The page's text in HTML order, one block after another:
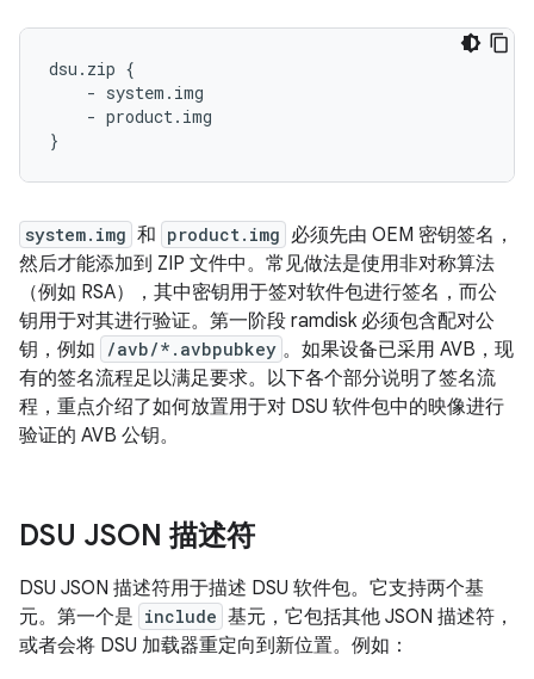
dsu.zip {
    - system.img
    - product.img
system.img 和 product.img 必须先由 OEM 密钥签名，
然后才能添加到 ZIP 文件中。常见做法是使用非对称算法
（例如 RSA），其中密钥用于签对软件包进行签名，而公
钥用于对其进行验证。第一阶段 ramdisk 必须包含配对公
钥，例如
/avb/*.avbpubkey 。如果设备已采用 AVB，现
有的签名流程足以满足要求。以下各个部分说明了签名流
程，重点介绍了如何放置用于对 DSU 软件包中的映像进行
验证的 AVB 公钥。
DSU JSON 描述符
DSU JSON 描述符用于描述 DSU 软件包。它支持两个基
元。第一个是 include 基元，它包括其他 JSON 描述符，
或者会将 DSU 加载器重定向到新位置。例如：